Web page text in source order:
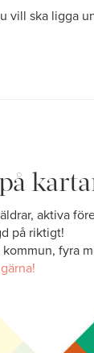
ska ligga
aktiva
på riktigt!
fyra